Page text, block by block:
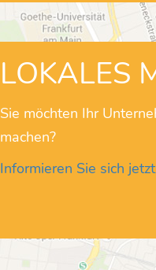
LOKALES
Sie möchten Ihr
machen?
Informieren Sie sich jetzt